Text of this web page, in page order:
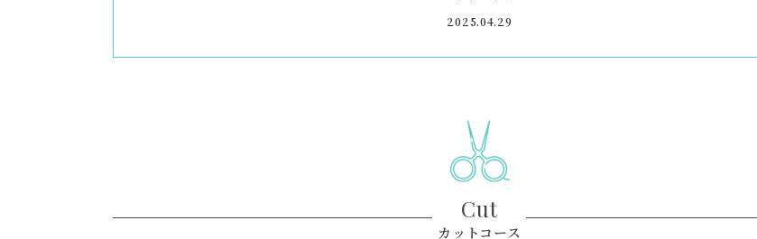
2025.04.29
Cut
カットコース